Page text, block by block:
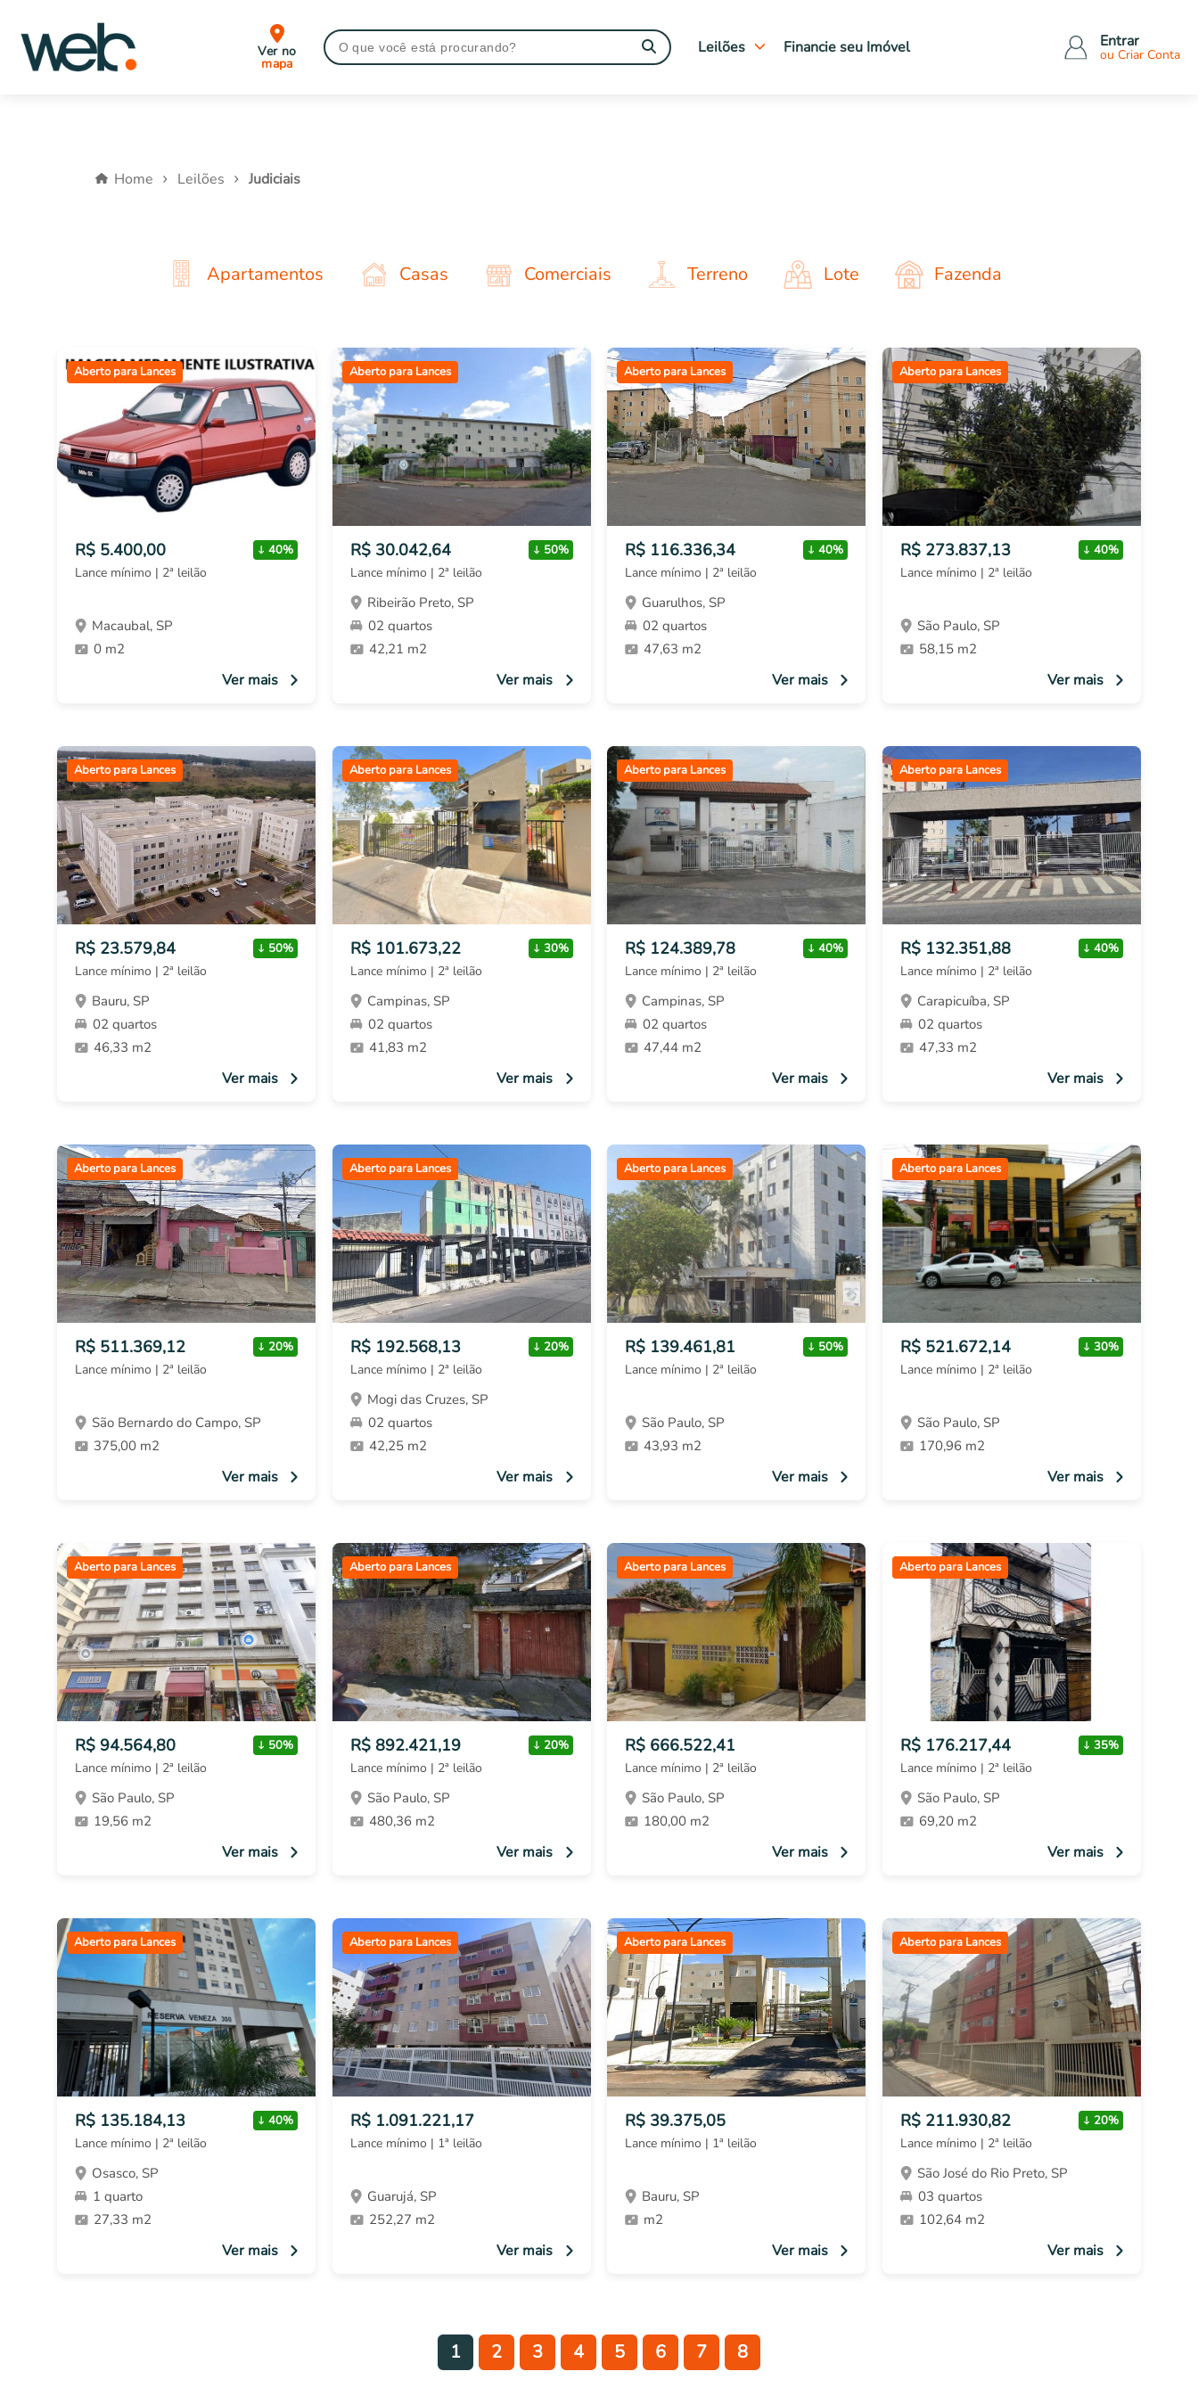
Ver no
mapa
Leilões Financie seu Imóvel Entrar
ou Criar Conta
Home Leilões Judiciais
Apartamentos Casas Comerciais Terreno Lote Fazenda
Aberto para Lances
R$ 5.400,00 40%
Lance mínimo | 2ª leilão
Macaubal, SP
0 m2
Ver mais
Aberto para Lances
R$ 30.042,64 50%
Lance mínimo | 2ª leilão
Ribeirão Preto, SP
02 quartos
42,21 m2
Ver mais
Aberto para Lances
R$ 116.336,34 40%
Lance mínimo | 2ª leilão
Guarulhos, SP
02 quartos
47,63 m2
Ver mais
Aberto para Lances
R$ 273.837,13 40%
Lance mínimo | 2ª leilão
São Paulo, SP
58,15 m2
Ver mais
Aberto para Lances
R$ 23.579,84 50%
Lance mínimo | 2ª leilão
Bauru, SP
02 quartos
46,33 m2
Ver mais
Aberto para Lances
R$ 101.673,22 30%
Lance mínimo | 2ª leilão
Campinas, SP
02 quartos
41,83 m2
Ver mais
Aberto para Lances
R$ 124.389,78 40%
Lance mínimo | 2ª leilão
Campinas, SP
02 quartos
47,44 m2
Ver mais
Aberto para Lances
R$ 132.351,88 40%
Lance mínimo | 2ª leilão
Carapicuíba, SP
02 quartos
47,33 m2
Ver mais
Aberto para Lances
R$ 511.369,12 20%
Lance mínimo | 2ª leilão
São Bernardo do Campo, SP
375,00 m2
Ver mais
Aberto para Lances
R$ 192.568,13 20%
Lance mínimo | 2ª leilão
Mogi das Cruzes, SP
02 quartos
42,25 m2
Ver mais
Aberto para Lances
R$ 139.461,81 50%
Lance mínimo | 2ª leilão
São Paulo, SP
43,93 m2
Ver mais
Aberto para Lances
R$ 521.672,14 30%
Lance mínimo | 2ª leilão
São Paulo, SP
170,96 m2
Ver mais
Aberto para Lances
R$ 94.564,80 50%
Lance mínimo | 2ª leilão
São Paulo, SP
19,56 m2
Ver mais
Aberto para Lances
R$ 892.421,19 20%
Lance mínimo | 2ª leilão
São Paulo, SP
480,36 m2
Ver mais
Aberto para Lances
R$ 666.522,41
Lance mínimo | 2ª leilão
São Paulo, SP
180,00 m2
Ver mais
Aberto para Lances
R$ 176.217,44 35%
Lance mínimo | 2ª leilão
São Paulo, SP
69,20 m2
Ver mais
Aberto para Lances
R$ 135.184,13 40%
Lance mínimo | 2ª leilão
Osasco, SP
1 quarto
27,33 m2
Ver mais
Aberto para Lances
R$ 1.091.221,17
Lance mínimo | 1ª leilão
Guarujá, SP
252,27 m2
Ver mais
Aberto para Lances
R$ 39.375,05
Lance mínimo | 1ª leilão
Bauru, SP
m2
Ver mais
Aberto para Lances
R$ 211.930,82 20%
Lance mínimo | 2ª leilão
São José do Rio Preto, SP
03 quartos
102,64 m2
Ver mais
1 2 3 4 5 6 7 8